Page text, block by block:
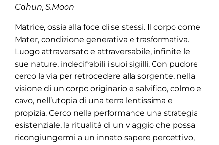
Cahun, S.Moon
Matrice, ossia alla foce di se stessi. Il corpo come
Mater, condizione generativa e trasformativa.
Luogo attraversato e attraversabile, infinite le
sue nature, indecifrabili i suoi sigilli. Con pudore
cerco la via per retrocedere alla sorgente, nella
visione di un corpo originario e salvifico, colmo e
cavo, nell’utopia di una terra lentissima e
propizia. Cerco nella performance una strategia
esistenziale, la ritualità di un viaggio che possa
ricongiungermi a un innato sapere percettivo,